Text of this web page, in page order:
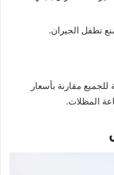
تطفل الجيران.
مقارنة بأسعار
المظلات.